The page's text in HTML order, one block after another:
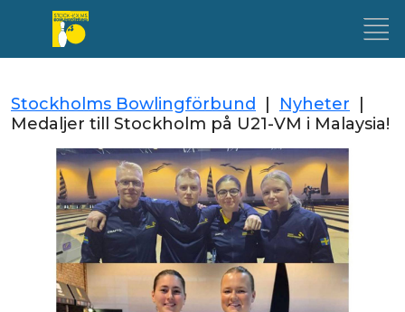
Stockholms Bowlingförbund Nyheter
Medaljer till Stockholm på U21-VM i Malaysia!